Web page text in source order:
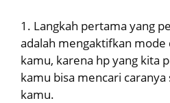
1. Langkah pertama yang
adalah mengaktifkan
kamu, karena hp yang kita
kamu bisa mencari
kamu.